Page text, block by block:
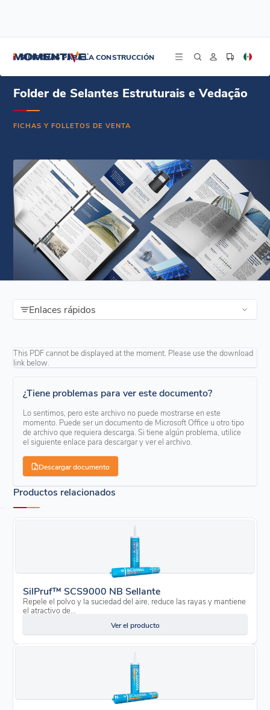
SILICONAS PARA LA CONSTRUCCIÓN
Folder de Selantes Estruturais e Vedação - Português
Folder de Selantes Estruturais e Vedação
FICHAS Y FOLLETOS DE VENTA
Enlaces rápidos
This PDF cannot be displayed at the moment. Please use the download
link below.
¿Tiene problemas para ver este documento?
Lo sentimos, pero este archivo no puede mostrarse en este
momento. Puede ser un documento de Microsoft Office u otro tipo
de archivo que requiera descarga. Si tiene algún problema, utilice
el siguiente enlace para descargar y ver el archivo.
Descargar documento
Productos relacionados
SilPruf™ SCS9000 NB Sellante
Repele el polvo y la suciedad del aire, reduce las rayas y mantiene
el atractivo de...
Ver el producto